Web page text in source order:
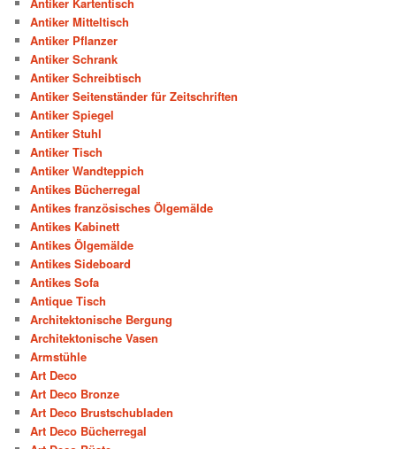
Antiker Mitteltisch
Antiker Pflanzer
Antiker Schrank
Antiker Schreibtisch
Antiker Seitenständer für Zeitschriften
Antiker Spiegel
Antiker Stuhl
Antiker Tisch
Antiker Wandteppich
Antikes Bücherregal
Antikes französisches Ölgemälde
Antikes Kabinett
Antikes Ölgemälde
Antikes Sideboard
Antikes Sofa
Antique Tisch
Architektonische Bergung
Architektonische Vasen
Armstühle
Art Deco
Art Deco Bronze
Art Deco Brustschubladen
Art Deco Bücherregal